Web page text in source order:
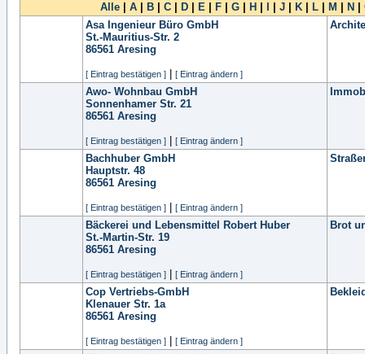
Alle
A B C D E F G H J K L M N
Asa Ingenieur Büro GmbH
St.-Mauritius-Str. 2
86561 Aresing
[ Eintrag bestätigen ] [ Eintrag ändern ]
Awo- Wohnbau GmbH
Sonnenhamer Str. 21
86561 Aresing
[ Eintrag bestätigen ] [ Eintrag ändern ]
Bachhuber GmbH
Hauptstr. 48
86561 Aresing
[ Eintrag bestätigen ] [ Eintrag ändern ]
Bäckerei und Lebensmittel Robert Huber
St.-Martin-Str. 19
86561 Aresing
[ Eintrag bestätigen ] [ Eintrag ändern ]
Brot
Cop Vertriebs-GmbH
Klenauer Str. 1a
86561 Aresing
[ Eintrag bestätigen ] [ Eintrag ändern ]